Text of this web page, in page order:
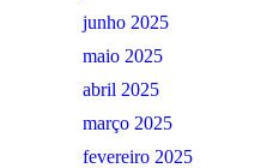
junho 2025
maio 2025
abril 2025
março 2025
fevereiro 2025